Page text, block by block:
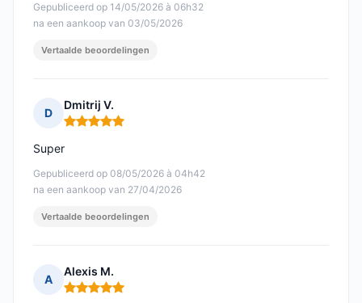
Gepubliceerd op 14/05/2026 à 06h32
na een aankoop van 03/05/2026
Vertaalde beoordelingen
D
Dmitrij V.
Opmerking: 5 van 5
Gepubliceerd op 08/05/2026 à 04h42
na een aankoop van 27/04/2026
Super
Vertaalde beoordelingen
A
Alexis M.
Opmerking: 5 van 5